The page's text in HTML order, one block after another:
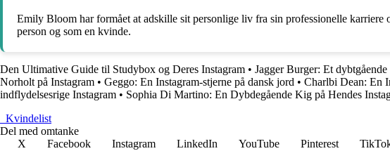
Emily Bloom har formået at adskille sit personlige liv fra sin professionelle karriere
person og som en kvinde.
Den Ultimative Guide til Studybox og Deres Instagram • Jagger Burger: Et
Norholt på Instagram • Geggo: En Instagram-stjerne på dansk jord • Charlbi Dean: En
indflydelsesrige Instagram • Sophia Di Martino: En Dybdegående Kig på Hendes
Kvindelist
Del med omtanke
X
Facebook Instagram LinkedIn YouTube Pinterest